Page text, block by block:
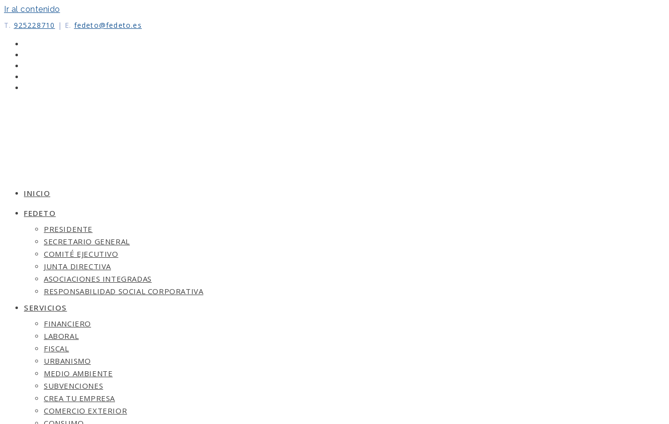
Ir al contenido
T. 925228710 | E. fedeto@fedeto.es
INICIO
FEDETO
PRESIDENTE
SECRETARIO GENERAL
COMITÉ EJECUTIVO
JUNTA DIRECTIVA
ASOCIACIONES INTEGRADAS
RESPONSABILIDAD SOCIAL CORPORATIVA
SERVICIOS
FINANCIERO
LABORAL
FISCAL
URBANISMO
MEDIO AMBIENTE
SUBVENCIONES
CREA TU EMPRESA
COMERCIO EXTERIOR